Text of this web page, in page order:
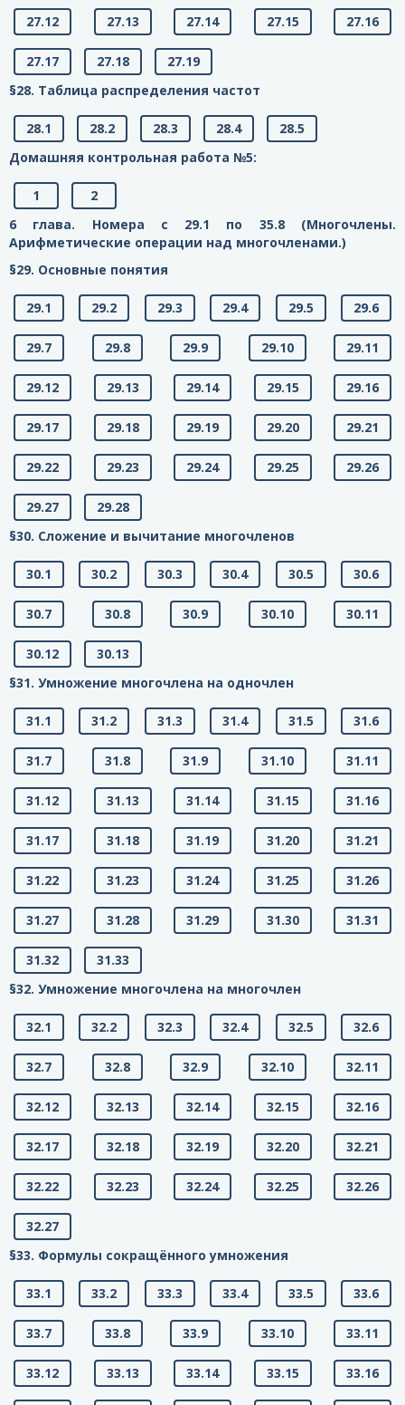
27.12 27.13 27.14 27.15 27.16
27.17 27.18
27.19
§28. Таблица распределения частот
28.1 28.2 28.3 28.4
28.5
Домашняя контрольная работа №5:
1
2
6 глава. Номера с 29.1 по 35.8 (Многочлены.
Арифметические операции над многочленами.)
§29. Основные понятия
29.1 29.2 29.3 29.4 29.5 29.6
29.7 29.8 29.9 29.10 29.11
29.12 29.13 29.14 29.15 29.16
29.17 29.18 29.19 29.20 29.21
29.22 29.23 29.24 29.25 29.26
29.27
29.28
§30. Сложение и вычитание многочленов
30.1 30.2 30.3 30.4 30.5 30.6
30.7 30.8 30.9 30.10 30.11
30.12
30.13
§31. Умножение многочлена на одночлен
31.1 31.2 31.3 31.4 31.5 31.6
31.7 31.8 31.9 31.10 31.11
31.12 31.13 31.14 31.15 31.16
31.17 31.18 31.19 31.20 31.21
31.22 31.23 31.24 31.25 31.26
31.27 31.28 31.29 31.30 31.31
31.32
31.33
§32. Умножение многочлена на многочлен
32.1 32.2 32.3 32.4 32.5 32.6
32.7 32.8 32.9 32.10 32.11
32.12 32.13 32.14 32.15 32.16
32.17 32.18 32.19 32.20 32.21
32.22 32.23 32.24 32.25 32.26
32.27
§33. Формулы сокращённого умножения
33.1 33.2 33.3 33.4 33.5 33.6
33.7 33.8 33.9 33.10 33.11
33.12 33.13 33.14 33.15 33.16